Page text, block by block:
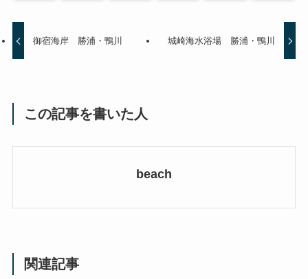
御宿海岸 勝浦・鴨川 城崎海水浴場 勝浦・鴨川
この記事を書いた人
beach
関連記事